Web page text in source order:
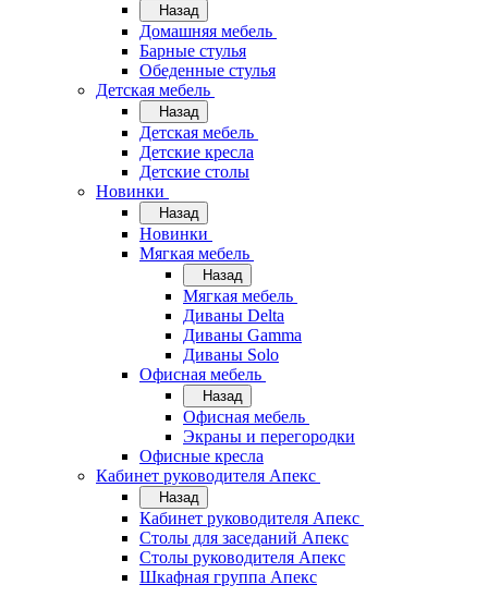
Назад
Домашняя мебель
Барные стулья
Обеденные стулья
Детская мебель
Назад
Детская мебель
Детские кресла
Детские столы
Новинки
Назад
Новинки
Мягкая мебель
Назад
Мягкая мебель
Диваны Delta
Диваны Gamma
Диваны Solo
Офисная мебель
Назад
Офисная мебель
Экраны и перегородки
Офисные кресла
Кабинет руководителя Апекс
Назад
Кабинет руководителя Апекс
Столы для заседаний Апекс
Столы руководителя Апекс
Шкафная группа Апекс